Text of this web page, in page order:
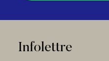
Infolettre